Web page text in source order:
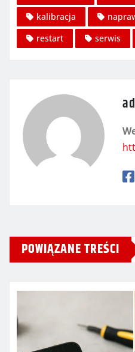
kalibracja
restart
serwis
POWIĄZANE TREŚCI